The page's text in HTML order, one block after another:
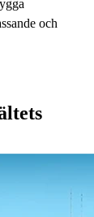
och